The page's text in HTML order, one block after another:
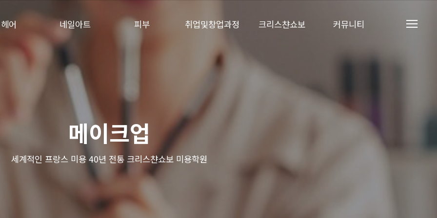
헤어 네일아트 피부 취업및창업과정 크리스챤쇼보 커뮤니티
메이크업
세계적인 프랑스 미용 40년 전통 크리스챤쇼보 미용학원